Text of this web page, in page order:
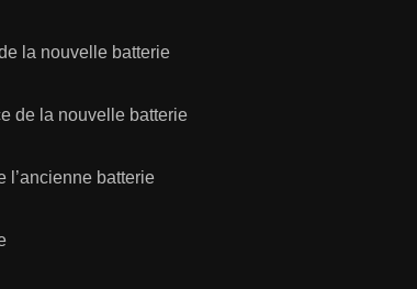
la nouvelle batterie
de la nouvelle batterie
l’ancienne batterie